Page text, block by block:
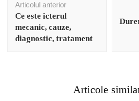
în
articole
Articolul anterior
Ce este icterul
mecanic, cauze,
diagnostic, tratament
Articole